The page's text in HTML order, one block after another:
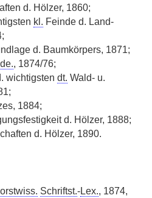
d. Hölzer, 1860;
kl. Feinde d. Land-
d. Baumkörpers, 1871;
, 1874/76;
wichtigsten dt. Wald- u.
1884;
d. Hölzer, 1888;
d. Hölzer, 1890.
Schriftst.-Lex., 1874,